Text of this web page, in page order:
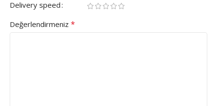
Delivery speed
Değerlendirmeniz *